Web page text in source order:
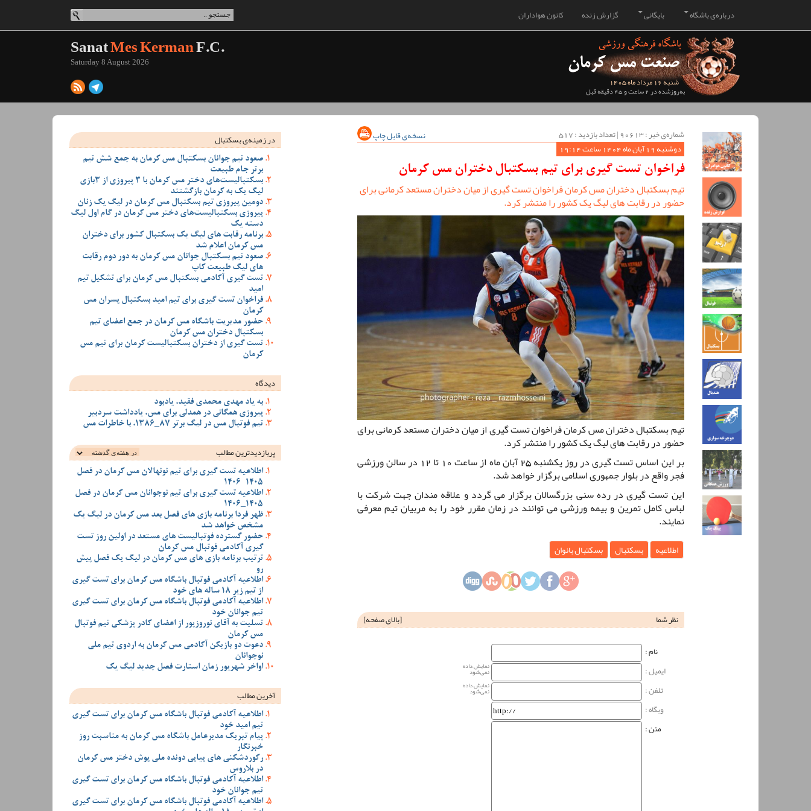
کانون هواداران گزارش زنده بایگانی درباره‌ی باشگاه
شنبه 16 مرداد ماه 1405
به‌روزشده در 2 ساعت و 45 دقیقه قبل
SanatMes KermanF.C.
Saturday 8 August 2026
شماره‌ی خبر : ‌90613 | تعداد بازدید : 517
نسخه‌ی قابل چاپ
دوشنبه 19 آبان ماه 1404 ساعت 19:14
فراخوان تست گیری برای تیم بسکتبال دختران مس کرمان
تیم بسکتبال دختران مس کرمان فراخوان تست گیری از میان دختران مستعد کرمانی برای
حضور در رقابت های لیگ یک کشور را منتشر کرد.
تیم بسکتبال دختران مس کرمان فراخوان تست گیری از میان دختران مستعد کرمانی برای
حضور در رقابت های لیگ یک کشور را منتشر کرد.
بر این اساس تست گیری در روز یکشنبه 25 آبان ماه از ساعت 10 تا 12 در سالن ورزشی
فجر واقع در بلوار جمهوری اسلامی برگزار خواهد شد.
این تست گیری در رده سنی بزرگسالان برگزار می گردد و علاقه مندان جهت شرکت با
لباس کامل تمرین و بیمه ورزشی می توانند در زمان مقرر خود را به مربیان تیم معرفی
نمایند.
اطلاعیه بسکتبال بسکتبال بانوان
نظر شما [بالای صفحه]
نام‌ :
ایمیل :
نمایش داده
نمی‌شود
تلفن : نمایش داده
نمی‌شود
وبگاه‌ :
متن :
در زمینه‌ی بسکتبال
صعود تیم جوانان بسکتبال مس کرمان به جمع شش تیم
برتر جام طبیعت
بسکتبالیست‌های دختر مس کرمان با 3 پیروزی از 3بازی
لیگ یک به کرمان بازگشتند
دومین پیروزی تیم بسکتبال مس کرمان در لیگ یک زنان
پیروزی بسکتبالیست‌های دختر مس کرمان در گام اول لیگ
دسته یک
برنامه رقابت های لیگ یک بسکتبال کشور برای دختران
مس کرمان اعلام شد
صعود تیم بسکتبال جوانان مس کرمان به دور دوم رقابت
های لیگ طبیعت کاپ
تست گیری آکادمی بسکتبال مس کرمان برای تشکیل تیم
امید
فراخوان تست گیری برای تیم امید بسکتبال پسران مس
کرمان
حضور مدیریت باشگاه مس کرمان در جمع اعضای تیم
بسکتبال دختران مس کرمان
تست گیری از دختران بسکتبالیست کرمان برای تیم مس
کرمان
دیدگاه
به یاد مهدی محمدی فقید، یادبود
پیروزی همگانی در همدلی برای مس، یادداشت سردبیر
تیم فوتبال مس در لیگ برتر 87_1386، با خاطرات مس
پربازدیدترین‌ مطالب
اطلاعیه تست گیری برای تیم نونهالان مس کرمان در فصل
1405-1406
اطلاعیه تست گیری برای تیم نوجوانان مس کرمان در فصل
1405_1406
ظهر فردا برنامه بازی های فصل بعد مس کرمان در لیگ یک
مشخص خواهد شد
حضور گسترده فوتبالیست های مستعد در اولین روز تست
گیری آکادمی فوتبال مس کرمان
ترتیب برنامه بازی های مس کرمان در لیگ یک فصل پیش
رو
اطلاعیه آکادمی فوتبال باشگاه مس کرمان برای تست گیری
از تیم زیر 18 ساله های خود
اطلاعیه آکادمی فوتبال باشگاه مس کرمان برای تست گیری
تیم جوانان خود
تسلیت به آقای نوروزپور از اعضای کادر پزشکی تیم فوتبال
مس کرمان
دعوت دو بازیکن آکادمی مس کرمان به اردوی تیم ملی
نوجوانان
اواخر شهریور زمان استارت فصل جدید لیگ یک
آخرین مطالب
اطلاعیه آکادمی فوتبال باشگاه مس کرمان برای تست گیری
تیم امید خود
پیام تبریک مدیرعامل باشگاه مس کرمان به مناسبت روز
خبرنگار
رکوردشکنی های پیاپی دونده ملی پوش دختر مس کرمان
در بلاروس
اطلاعیه آکادمی فوتبال باشگاه مس کرمان برای تست گیری
تیم جوانان خود
اطلاعیه آکادمی فوتبال باشگاه مس کرمان برای تست گیری